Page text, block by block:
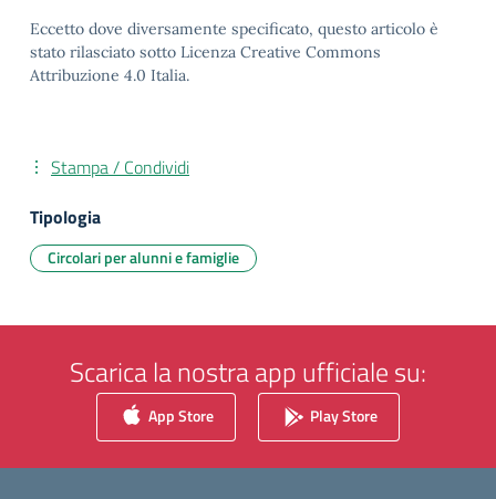
Eccetto dove diversamente specificato, questo articolo è
stato rilasciato sotto Licenza Creative Commons
Attribuzione 4.0 Italia.
Stampa / Condividi
Tipologia
Circolari per alunni e famiglie
Scarica la nostra app ufficiale su:
App Store Play Store